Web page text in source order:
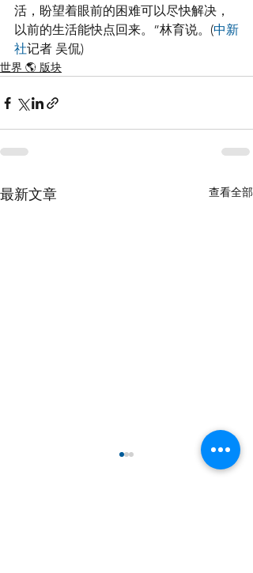
活，盼望着眼前的困难可以尽快解决，
以前的生活能快点回来。”林育说。(中新
社记者 吴侃)
世界 🌎 版块
最新文章 查看全部